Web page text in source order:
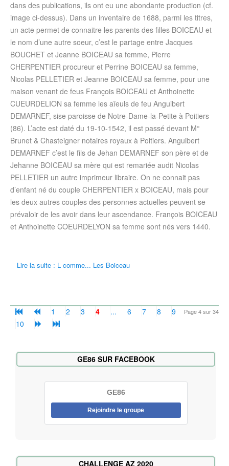
dans des publications, ils ont eu une abondante production (cf.
image ci-dessus). Dans un inventaire de 1688, parmi les titres,
un acte permet de connaitre les parents des filles BOICEAU et
le nom d’une autre soeur, c’est le partage entre Jacques
BOUCHET et Jeanne BOICEAU sa femme, Pierre
CHERPENTIER procureur et Perrine BOICEAU sa femme,
Nicolas PELLETIER et Jeanne BOICEAU sa femme, pour une
maison venant de feus François BOICEAU et Anthoinette
CUEURDELION sa femme les aïeuls de feu Anguibert
DEMARNEF, sise paroisse de Notre-Dame-la-Petite à Poitiers
(86). L’acte est daté du 19-10-1542, il est passé devant M°
Brunet & Chasteigner notaires royaux à Poitiers. Anguibert
DEMARNEF c’est le fils de Jehan DEMARNEF son père et de
Jehanne BOICEAU sa mère qui est remariée audit Nicolas
PELLETIER un autre imprimeur libraire. On ne connait pas
d’enfant né du couple CHERPENTIER x BOICEAU, mais pour
les deux autres couples des personnes actuelles peuvent se
prévaloir de les avoir dans leur ascendance. François BOICEAU
et Anthoinette COEURDELYON sa femme sont nés vers 1440.
Lire la suite : L comme... Les Boiceau
Page 4 sur 34
1 2 3 4 ... 6 7 8
9
10
GE86 SUR FACEBOOK
GE86
Rejoindre le groupe
CHALLENGE AZ 2020